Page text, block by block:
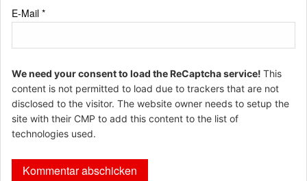
E-Mail *
We need your consent to load the ReCaptcha service! This
content is not permitted to load due to trackers that are not
disclosed to the visitor. The website owner needs to setup the
site with their CMP to add this content to the list of
technologies used.